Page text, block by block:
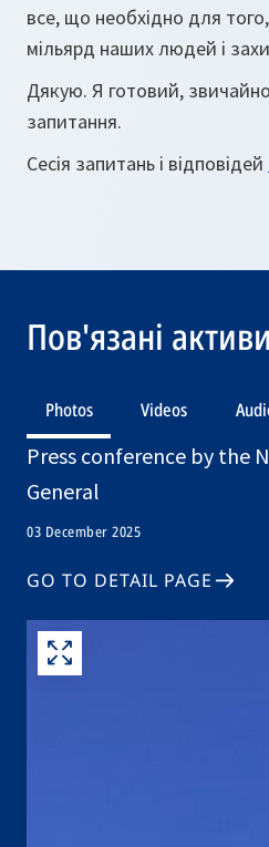
все, що необхідно для
мільярд наших людей і
Дякую. Я готовий,
запитання.
Сесія запитань і відповідей
Пов'язані активи
Photos Videos
Press conference by the
General
03 December 2025
GO TO DETAIL PAGE